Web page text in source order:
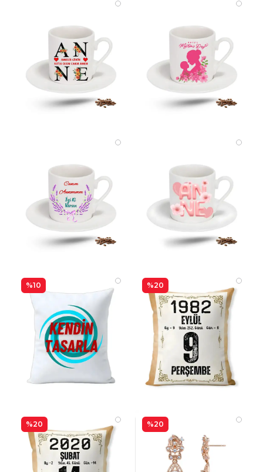
%10 %20
%20 %20